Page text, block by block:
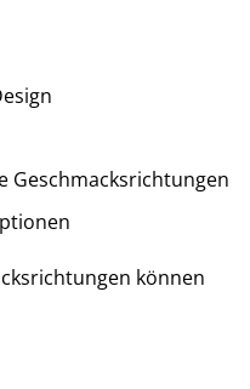
Geschmacksrichtungen
können